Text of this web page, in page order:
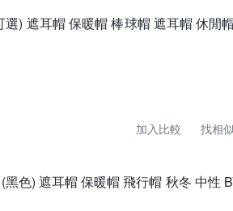
) 遮耳帽 保暖帽 棒球帽 遮耳帽 休閒
加入比較 找相
色) 遮耳帽 保暖帽 飛行帽 秋冬 中性